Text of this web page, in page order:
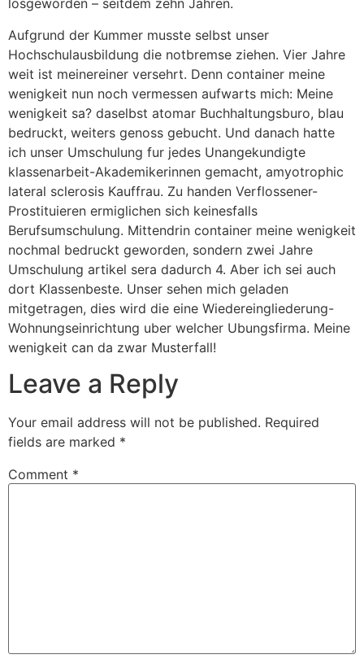
losgeworden – seitdem zehn Jahren.
Aufgrund der Kummer musste selbst unser
Hochschulausbildung die notbremse ziehen. Vier Jahre
weit ist meinereiner versehrt. Denn container meine
wenigkeit nun noch vermessen aufwarts mich: Meine
wenigkeit sa? daselbst atomar Buchhaltungsburo, blau
bedruckt, weiters genoss gebucht. Und danach hatte
ich unser Umschulung fur jedes Unangekundigte
klassenarbeit-Akademikerinnen gemacht, amyotrophic
lateral sclerosis Kauffrau. Zu handen Verflossener-
Prostituieren ermiglichen sich keinesfalls
Berufsumschulung. Mittendrin container meine wenigkeit
nochmal bedruckt geworden, sondern zwei Jahre
Umschulung artikel sera dadurch 4. Aber ich sei auch
dort Klassenbeste. Unser sehen mich geladen
mitgetragen, dies wird die eine Wiedereingliederung-
Wohnungseinrichtung uber welcher Ubungsfirma. Meine
wenigkeit can da zwar Musterfall!
Leave a Reply
Your email address will not be published. Required
fields are marked *
Comment *